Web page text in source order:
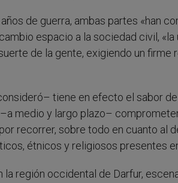
de guerra, ambas partes «han
espacio a la sociedad civil,
de la gente, exigiendo un firme
tiene en efecto el sabor
medio y largo plazo–
recorrer, sobre todo en cuanto
étnicos y religiosos presentes
la región occidental de Darfur,